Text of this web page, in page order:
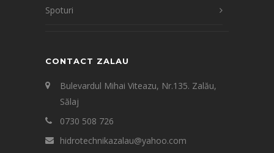
Spoturi
CONTACT ZALAU
Bulevardul Mihai Viteazu, Nr.135. Zalău,
Sălaj
0730 508 726
hidrotechnikazalau@yahoo.com